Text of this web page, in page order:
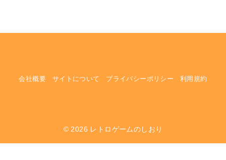
会社概要 サイトについて プライバシーポリシー 利用規約
© 2026 レトロゲームのしおり